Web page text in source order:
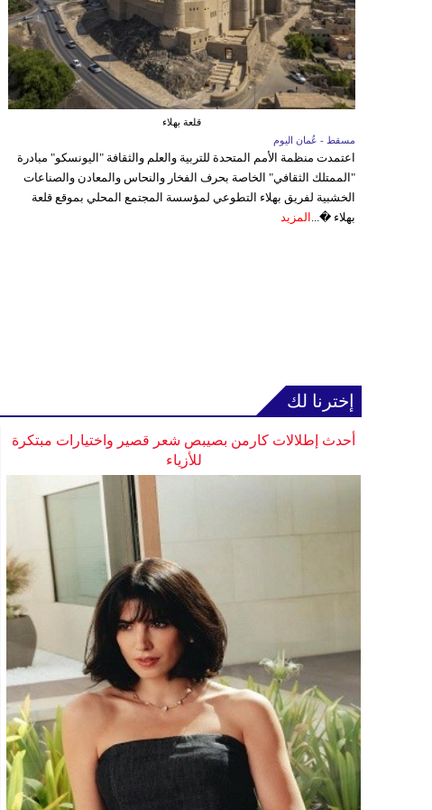
قلعة بهلاء
مسقط - عُمان اليوم
اعتمدت منظمة الأمم المتحدة للتربية والعلم والثقافة "اليونسكو" مبادرة
"الممتلك الثقافي" الخاصة بحرف الفخار والنحاس والمعادن والصناعات
الخشبية لفريق بهلاء التطوعي لمؤسسة المجتمع المحلي بموقع قلعة
بهلاء �... المزيد
إخترنا لك
أحدث إطلالات كارمن بصيبص شعر قصير واختيارات مبتكرة
للأزياء